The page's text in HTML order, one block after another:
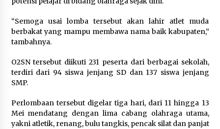
“Semoga usai lomba tersebut akan lahir atlet muda
berbakat yang mampu membawa nama baik kabupaten,”
tambahnya.
O2SN tersebut diikuti 231 peserta dari berbagai sekolah,
terdiri dari 94 siswa jenjang SD dan 137 siswa jenjang
SMP.
Perlombaan tersebut digelar tiga hari, dari 11 hingga 13
Mei mendatang dengan lima cabang olahraga utama,
yakni atletik, renang, bulu tangkis, pencak silat dan panjat